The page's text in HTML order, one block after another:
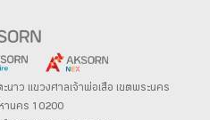
ะนาว แขวงศาลเจ้าพ่อเสือ เขตพระนคร
านคร 10200